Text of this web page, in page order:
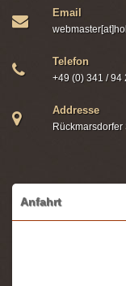
Email
Telefon
+49 (0) 341 / 94
Addresse
Anfahrt